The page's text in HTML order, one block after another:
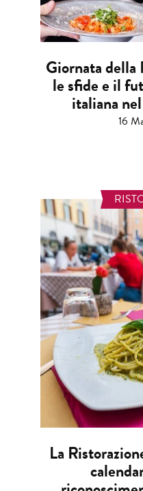
Giornata
le sfide e il
italiana
16
La